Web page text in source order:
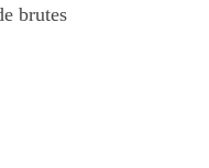
brutes